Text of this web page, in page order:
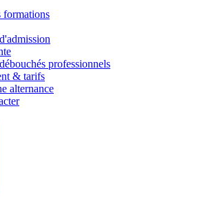
formations
professionnels
& tarifs
alternance